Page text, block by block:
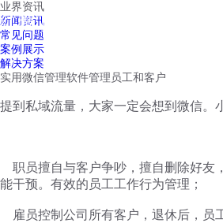
红鹰工作手机
业界资讯
新闻资讯
常见问题
案例展示
解决方案
实用微信管理软件管理员工和客户
提到私域流量，大家一定会想到微信。
职员擅自与客户争吵，擅自删除好友
能干预。有效的员工工作行为管理；
雇员控制公司所有客户，退休后，